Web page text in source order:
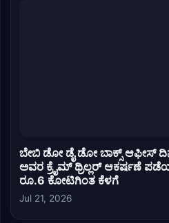
ಬೇಬಿ ಡೋ ಡೈ ಡೋ ಬಾಕ್ಸ್ ಆಫೀಸ್
ಅವರ ಕ್ರೈಮ್ ಥ್ರಿಲ್ಲರ್ ಆಕರ್ಷಣೆ
ರೂ.6 ಕೋಟಿಗಿಂತ ಕೆಳಗೆ
Jul 21, 2026